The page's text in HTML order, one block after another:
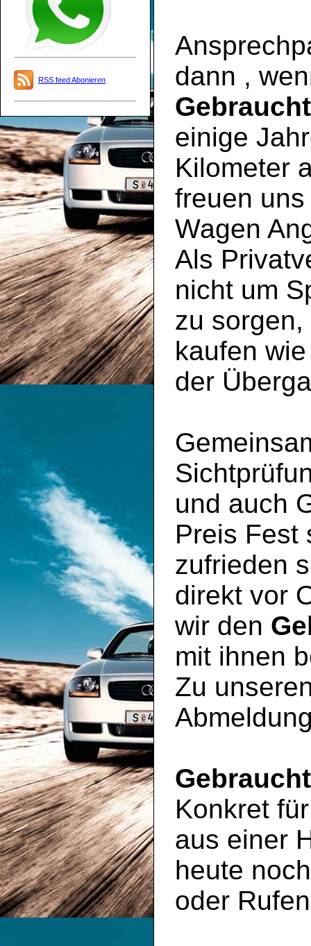
RSS feed Abonieren
dann ,
einige
Kilometer
freuen
Wagen
Als
nicht um
zu
kaufen
der
und auch
Preis Fest
zufrieden
direkt vor
wir den
mit ihnen
Zu
Konkret
aus einer
heute
oder